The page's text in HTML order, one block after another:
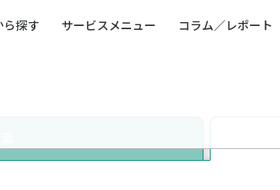
ら探す サービスメニュー コラム／レポート
健康経営・人事・組織課題解決支援（含
人権・人的資本課題解決支援